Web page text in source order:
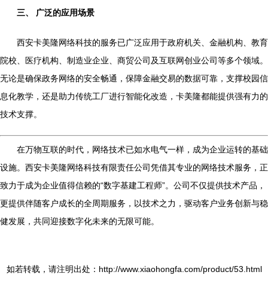
三、 广泛的应用场景
西安卡美隆网络科技的服务已广泛应用于政府机关、金融机构、教育
院校、医疗机构、制造业企业、商贸公司及互联网创业公司等多个领域。
无论是确保政务网络的安全畅通，保障金融交易的数据可靠，支撑校园信
息化教学，还是助力传统工厂进行智能化改造，卡美隆都能提供强有力的
技术支撑。
在万物互联的时代，网络技术已如水电气一样，成为企业运转的基础
设施。西安卡美隆网络科技有限责任公司凭借其专业的网络技术服务，正
致力于成为企业值得信赖的“数字基建工程师”。公司不仅提供技术产品，
更提供伴随客户成长的全周期服务，以技术之力，驱动客户业务创新与稳
健发展，共同迎接数字化未来的无限可能。
如若转载，请注明出处：http://www.xiaohongfa.com/product/53.html